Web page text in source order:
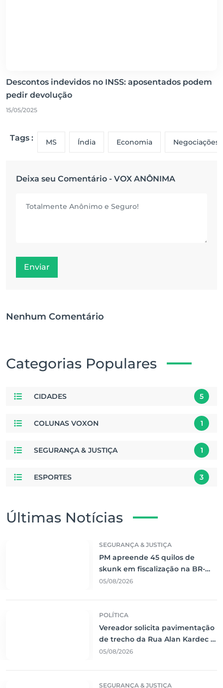
Descontos indevidos no INSS: aposentados podem
pedir devolução
15/05/2025
Tags : MS Índia Economia Negociações
Deixa seu Comentário - VOX ANÔNIMA
Enviar
Nenhum Comentário
Categorias Populares
CIDADES 5
COLUNAS VOXON 1
SEGURANÇA & JUSTIÇA 1
ESPORTES 3
Últimas Notícias
SEGURANÇA & JUSTIÇA
PM apreende 45 quilos de
skunk em fiscalização na BR-
262 e prende passageiro em
05/08/2026
POLÍTICA
Vereador solicita pavimentação
de trecho da Rua Alan Kardec e
reforço na segurança viária em
05/08/2026
SEGURANÇA & JUSTIÇA